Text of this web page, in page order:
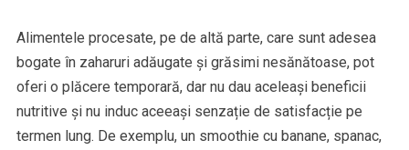
Alimentele procesate, pe de altă parte, care sunt adesea
bogate în zaharuri adăugate și grăsimi nesănătoase, pot
oferi o plăcere temporară, dar nu dau aceleași beneficii
nutritive și nu induc aceeași senzație de satisfacție pe
termen lung. De exemplu, un smoothie cu banane, spanac,